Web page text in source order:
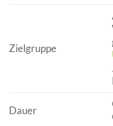
Zielgruppe
Dauer